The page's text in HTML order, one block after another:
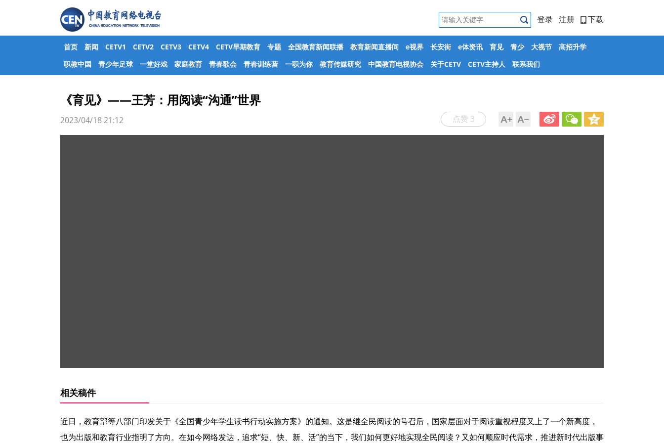
登录 注册 下载
首页 新闻 CETV1 CETV2 CETV3 CETV4 CETV早期教育 专题 全国教育新闻联播 教育新闻直播间 e视界 长安街 e体资讯 育见 青少 大视节
高招升学
职教中国
青少年足球 一堂好戏 家庭教育 青春歌会 青春训练营 一职为你 教育传媒研究 中国教育电视协会 关于CETV CETV主持人 联系我们
《育见》——王芳：用阅读“沟通”世界
点赞 3
2023/04/18 21:12
相关稿件
近日，教育部等八部门印发关于《全国青少年学生读书行动实施方案》的通知。这是继全民阅读的号召后，国家层面对于阅读重视程度又上了一个新高度，
也为出版和教育行业指明了方向。在如今网络发达，追求“短、快、新、活”的当下，我们如何更好地实现全民阅读？又如何顺应时代需求，推进新时代出版事